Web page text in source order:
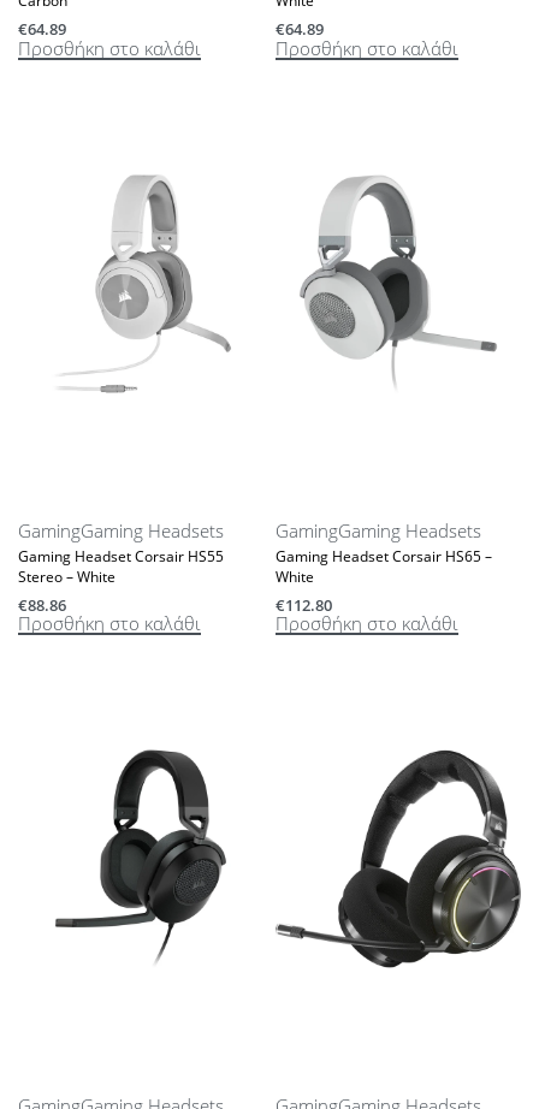
€64.89
Προσθήκη στο καλάθι
€64.89
Προσθήκη στο καλάθι
GamingGaming Headsets
Gaming Headset Corsair HS55
Stereo – White
€88.86
Προσθήκη στο καλάθι
GamingGaming Headsets
Gaming Headset Corsair HS65 –
White
€112.80
Προσθήκη στο καλάθι